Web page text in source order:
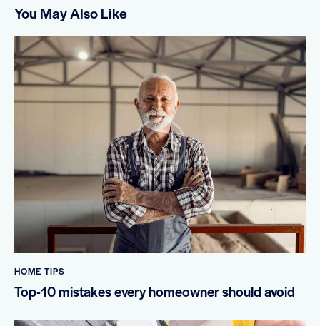
You May Also Like
HOME TIPS
Top-10 mistakes every homeowner should avoid